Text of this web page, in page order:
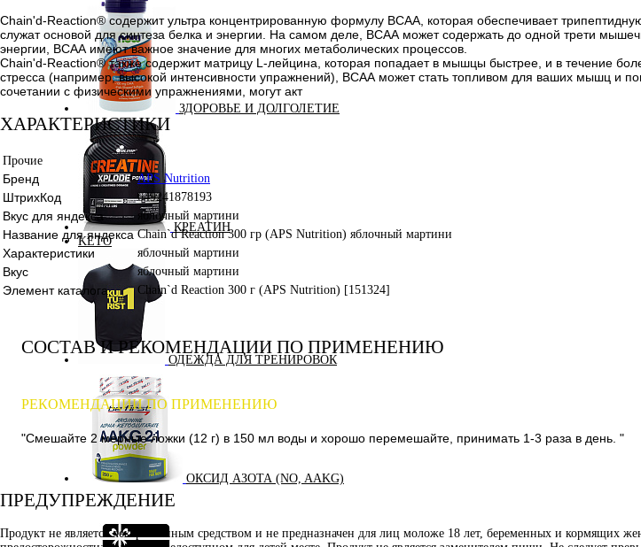
ЗДОРОВЬЕ И ДОЛГОЛЕТИЕ
КРЕАТИН
KETO
ОДЕЖДА ДЛЯ ТРЕНИРОВОК
ОКСИД АЗОТА (NO, AAKG)
Chain'd-Reaction® содержит ультра концентрированную формулу BCAA, которая обеспечивает
служат основой для синтеза белка и энергии. На самом деле, ВСАА может содержать до одной трети
энергии, ВСАА имеют важное значение для многих метаболических процессов.
Chain'd-Reaction® также содержит матрицу L-лейцина, которая попадает в мышцы быстрее, и в течение
стресса (например, высокой интенсивности упражнений), ВСАА может стать топливом для ваших мышц и
сочетании с физическими упражнениями, могут акт
ХАРАКТЕРИСТИКИ
Прочие
Бренд APS Nutrition
ШтрихКод 649241878193
Вкус для яндекса яблочный мартини
Название для яндекса Chain`d Reaction 300 гр (APS Nutrition) яблочный мартини
Характеристики яблочный мартини
Вкус яблочный мартини
Элемент каталога Chain`d Reaction 300 г (APS Nutrition) [151324]
СОСТАВ И РЕКОМЕНДАЦИИ ПО ПРИМЕНЕНИЮ
РЕКОМЕНДАЦИИ ПО ПРИМЕНЕНИЮ
"Смешайте 2 мерные ложки (12 г) в 150 мл воды и хорошо перемешайте, принимать 1-3 раза в день. "
ПРЕДУПРЕЖДЕНИЕ
Продукт не является лекарственным средством и не предназначен для лиц моложе 18 лет, беременных и